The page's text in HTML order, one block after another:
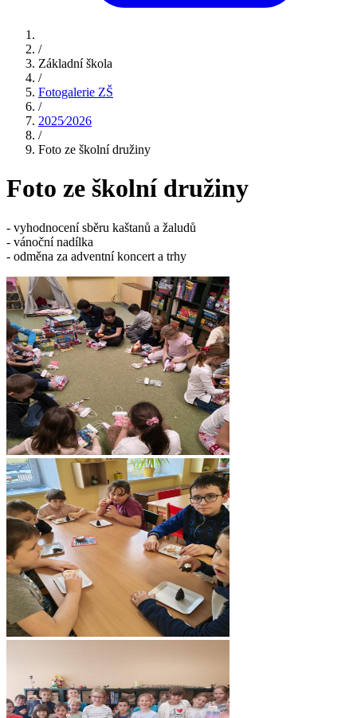
/
Základní škola
/
Fotogalerie ZŠ
/
2025⁄2026
/
Foto ze školní družiny
Foto ze školní družiny
- vyhodnocení sběru kaštanů a žaludů
- vánoční nadílka
- odměna za adventní koncert a trhy